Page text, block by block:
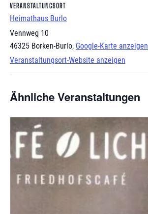
VERANSTALTUNGSORT
Heimathaus Burlo
Vennweg 10
46325 Borken-Burlo, Google-Karte anzeigen
Veranstaltungsort-Website anzeigen
Ähnliche Veranstaltungen